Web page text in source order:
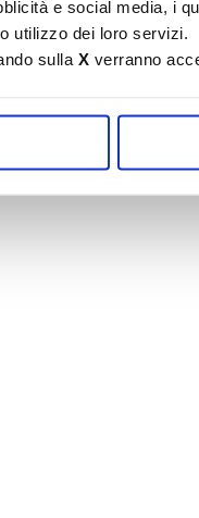
e social media, i
utilizzo dei loro servizi.
sulla X verranno